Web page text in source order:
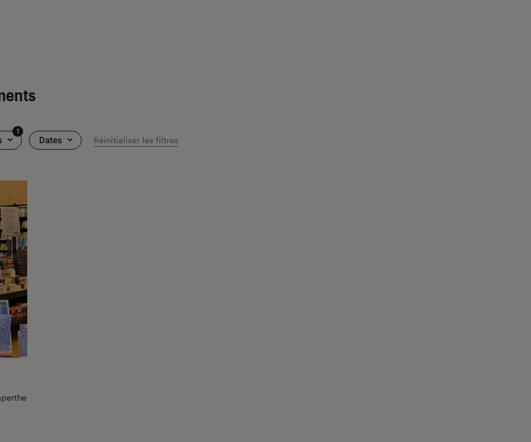
1
Dates Réinitialiser les filtres
FNAC MULHOUSE